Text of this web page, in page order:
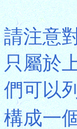
請注意
只屬於
們可以
構成一